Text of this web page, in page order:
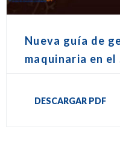
Nueva guía de
maquinaria en
DESCARGAR PDF